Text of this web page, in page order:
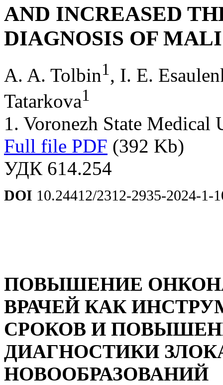
AND INCREASED
DIAGNOSIS OF
A. A. Tolbin1, I. E.
Tatarkova1
1. Voronezh State Medical
Full file PDF (392 Kb)
УДК 614.254
DOI 10.24412/2312-2935-2024-1-
ПОВЫШЕНИЕ
ВРАЧЕЙ КАК
СРОКОВ И
ДИАГНОСТИКИ
НОВООБРАЗОВАНИЙ